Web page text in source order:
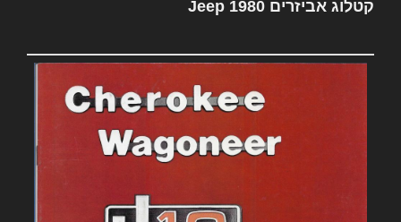
קטלוג אביזרים Jeep 1980